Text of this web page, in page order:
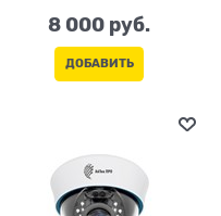
8 000 руб.
ДОБАВИТЬ